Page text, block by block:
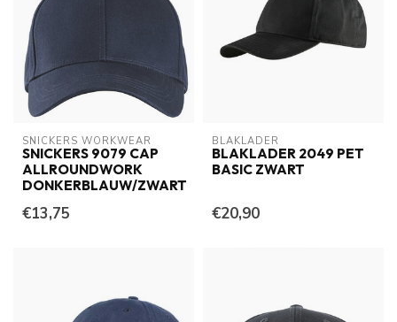
SNICKERS WORKWEAR
SNICKERS 9079 CAP
ALLROUNDWORK
DONKERBLAUW/ZWART
€13,75
BLAKLADER
BLAKLADER 2049 PET
BASIC ZWART
€20,90